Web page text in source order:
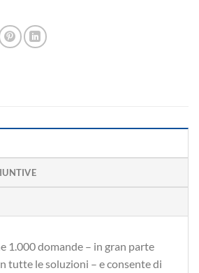
1.000 domande – in gran parte
tutte le soluzioni – e consente di